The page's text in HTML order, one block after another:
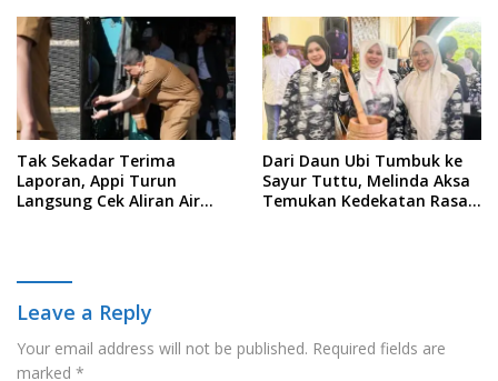
Data
Tak Sekadar Terima
Laporan, Appi Turun
Langsung Cek Aliran Air
Dari Daun Ubi Tumbuk ke
Sayur Tuttu, Melinda Aksa
Temukan Kedekatan Rasa
Leave a Reply
Your email address will not be published. Required fields are
marked *